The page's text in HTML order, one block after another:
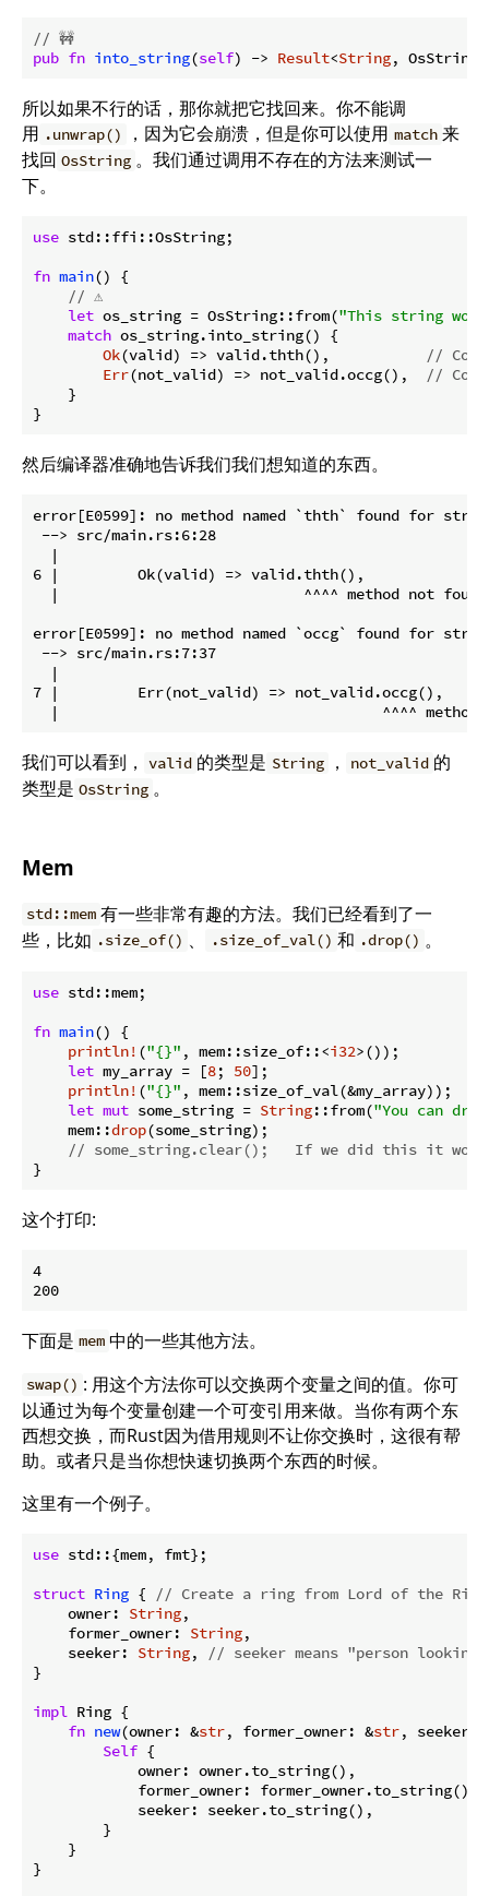
// 🚧
pub fn into_string(self) -> Result<String
所以如果不行的话，那你就把它找回来。你不能调
用 .unwrap() ，因为它会崩溃，但是你可以使用 match 来
找回 OsString 。我们通过调用不存在的方法来测试一
下。
use std::ffi::OsString;
fn main() {
// ⚠️
let os_string = OsString::from("This string
match os_string.into_string() {
Ok(valid) => valid.thth(),
//
Err(not_valid) => not_valid.occg(),
//
    }
}
然后编译器准确地告诉我们我们想知道的东西。
error[E0599]: no method named `thth` found for
--> src/main.rs:6:28
  |
6 |         Ok(valid) => valid.thth(),
|                            ^^^^ method not
error[E0599]: no method named `occg` found for
--> src/main.rs:7:37
  |
7 |         Err(not_valid) => not_valid.occg(),
我们可以看到， valid 的类型是 String ， not_valid 的
类型是 OsString 。
Mem
std::mem 有一些非常有趣的方法。我们已经看到了一
些，比如 .size_of() 、 .size_of_val() 和 .drop() 。
use std::mem;
fn main() {
println! ("{}" , mem::size_of::<i32>());
let my_array = [8; 50];
println! ("{}" , mem::size_of_val(&my_array));
let mut some_string = String::from("You can
    mem::
drop(some_string);
// some_string.clear();   If we did this it
}
这个打印:
4
下面是 mem 中的一些其他方法。
swap() : 用这个方法你可以交换两个变量之间的值。你可
以通过为每个变量创建一个可变引用来做。当你有两个东
西想交换，而Rust因为借用规则不让你交换时，这很有帮
助。或者只是当你想快速切换两个东西的时候。
这里有一个例子。
use std::{mem, fmt};
struct Ring {
// Create a ring from Lord of the
    owner:
String,
    former_owner:
String,
    seeker:
String,
// seeker means "person
}
impl
Ring {
fn new(owner: &str, former_owner: &str, seeker:
Self {
            owner: owner.to_string(),
            former_owner: former_owner.to_string(),
            seeker: seeker.to_string(),
        }
    }
}